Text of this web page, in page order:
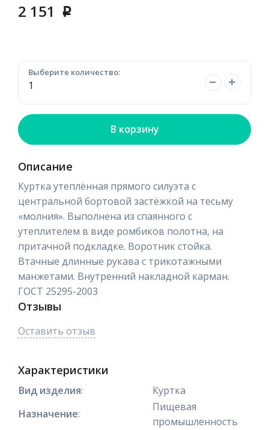
2 151 p
Выберите количество:
В корзину
Описание
Куртка утеплённая прямого силуэта с
центральной бортовой застёжкой на тесьму
«молния». Выполнена из спаянного с
утеплителем в виде ромбиков полотна, на
притачной подкладке. Воротник стойка.
Втачные длинные рукава с трикотажными
манжетами. Внутренний накладной карман.
ГОСТ 25295-2003
Отзывы
Оставить отзыв
Характеристики
Вид изделия:
Куртка
Назначение:
Пищевая
промышленность